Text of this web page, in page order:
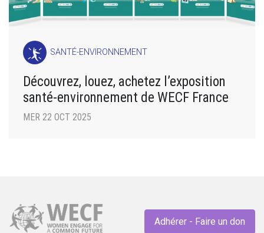
SANTÉ-ENVIRONNEMENT
Découvrez, louez, achetez l’exposition
santé-environnement de WECF France
MER 22 OCT 2025
Adhérer - Faire un don